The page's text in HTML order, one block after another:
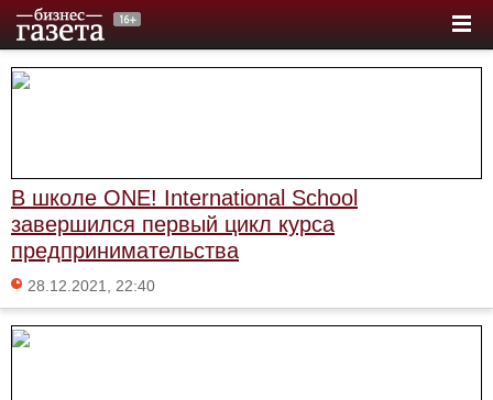
В школе ONE! International School
завершился первый цикл курса
предпринимательства
28.12.2021, 22:40